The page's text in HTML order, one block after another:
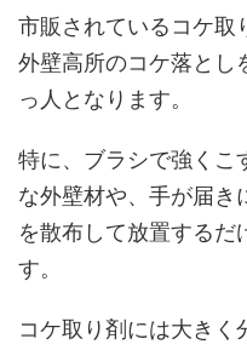
市販されているコケ取
外壁高所のコケ落とし
っ人となります。
特に、ブラシで強くこ
な外壁材や、手が届き
を散布して放置するだ
す。
コケ取り剤には大きく